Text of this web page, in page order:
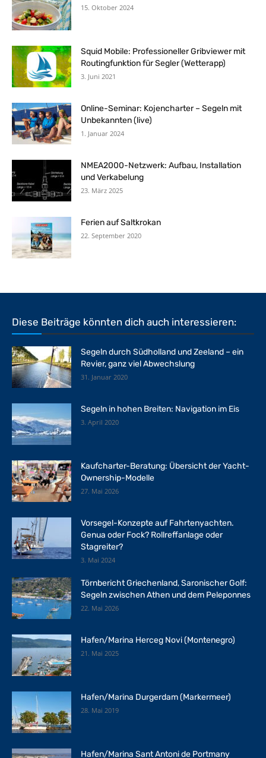
15. Oktober 2024
Squid Mobile: Professioneller Gribviewer mit
Routingfunktion für Segler (Wetterapp)
3. Juni 2021
Online-Seminar: Kojencharter – Segeln mit
Unbekannten (live)
1. Januar 2024
NMEA2000-Netzwerk: Aufbau, Installation
und Verkabelung
23. März 2025
Ferien auf Saltkrokan
22. September 2020
Diese Beiträge könnten dich auch interessieren:
Segeln durch Südholland und Zeeland – ein
Revier, ganz viel Abwechslung
31. Januar 2020
Segeln in hohen Breiten: Navigation im Eis
3. April 2020
Kaufcharter-Beratung: Übersicht der Yacht-
Ownership-Modelle
27. Mai 2026
Vorsegel-Konzepte auf Fahrtenyachten.
Genua oder Fock? Rollreffanlage oder
Stagreiter?
3. Mai 2024
Törnbericht Griechenland, Saronischer Golf:
Segeln zwischen Athen und dem Peleponnes
22. Mai 2026
Hafen/Marina Herceg Novi (Montenegro)
21. Mai 2025
Hafen/Marina Durgerdam (Markermeer)
28. Mai 2019
Hafen/Marina Sant Antoni de Portmany